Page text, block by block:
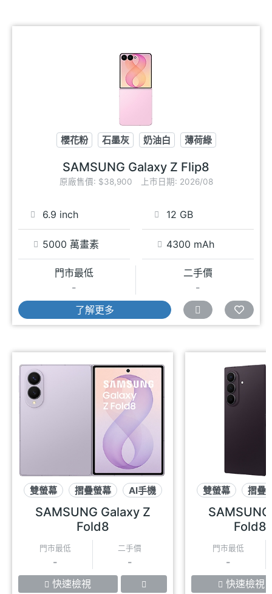
櫻花粉 石墨灰 奶油白 薄荷綠
SAMSUNG Galaxy Z Flip8
原廠售價: $38,900 上市日期: 2026/08
6.9 inch
5000 萬畫素
12 GB
4300 mAh
門市最低
-
二手價
-
了解更多
雙螢幕 摺疊螢幕 AI手機
SAMSUNG Galaxy Z
Fold8
門市最低
-
二手價
-
快速檢視
雙螢幕 摺疊
Fold8
門市最低
-
快速檢視